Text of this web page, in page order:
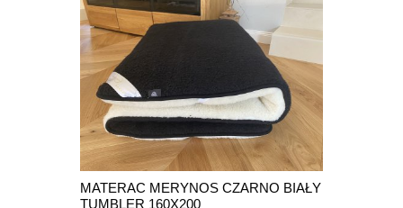
MATERAC MERYNOS CZARNO BIAŁY
TUMBLER 160X200